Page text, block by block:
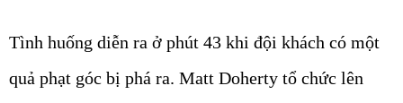
Tình huống diễn ra ở phút 43 khi đội khách có một
quả phạt góc bị phá ra. Matt Doherty tổ chức lên